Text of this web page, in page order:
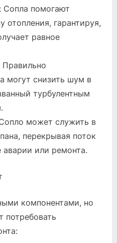
Сопла помогают
отопления, гарантируя,
равное
могут снизить шум в
турбулентным
может служить в
перекрывая поток
аварии или ремонта.
компонентами, но
потребовать